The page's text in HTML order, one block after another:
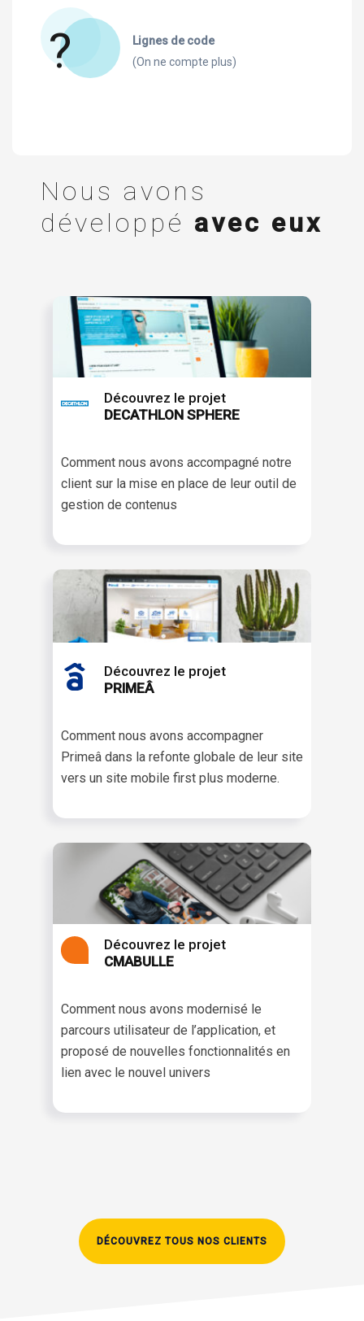
?
Lignes de code
(On ne compte plus)
Nous avons
développé avec eux
Découvrez le projet
DECATHLON SPHERE
Comment nous avons accompagné notre
client sur la mise en place de leur outil de
gestion de contenus
Découvrez le projet
PRIMEÂ
Comment nous avons accompagner
Primeâ dans la refonte globale de leur site
vers un site mobile first plus moderne.
Découvrez le projet
CMABULLE
Comment nous avons modernisé le
parcours utilisateur de l’application, et
proposé de nouvelles fonctionnalités en
lien avec le nouvel univers
DÉCOUVREZ TOUS NOS CLIENTS